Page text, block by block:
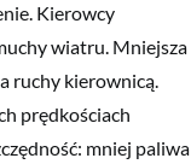
Kierowcy
wiatru. Mniejsza
ruchy kierownicą.
prędkościach
mniej paliwa